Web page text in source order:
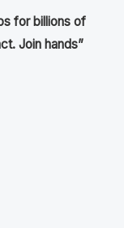
for billions of
Join hands”